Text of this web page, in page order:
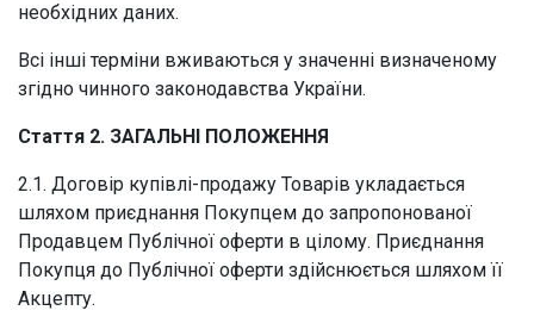
необхідних даних.
Всі інші терміни вживаються у значенні визначеному
згідно чинного законодавства України.
Стаття 2. ЗАГАЛЬНІ ПОЛОЖЕННЯ
2.1. Договір купівлі-продажу Товарів укладається
шляхом приєднання Покупцем до запропонованої
Продавцем Публічної оферти в цілому. Приєднання
Покупця до Публічної оферти здійснюється шляхом її
Акцепту.